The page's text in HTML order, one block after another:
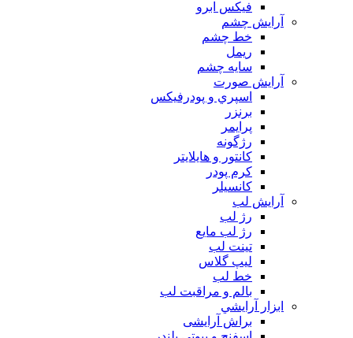
فیکس ابرو
آرايش چشم
خط چشم
ريمل
سايه چشم
آرايش صورت
اسپري و پودرفيكس
برنزر
پرايمر
رژگونه
كانتور و هايلايتر
كرم پودر
كانسيلر
آرايش لب
رژ لب
رژ لب مایع
تینت لب
لیپ گلاس
خط لب
بالم و مراقبت لب
ابزار آرايشي
براش آرایشی